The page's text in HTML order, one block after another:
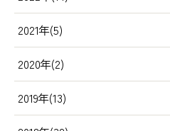
2021年(5)
2020年(2)
2019年(13)